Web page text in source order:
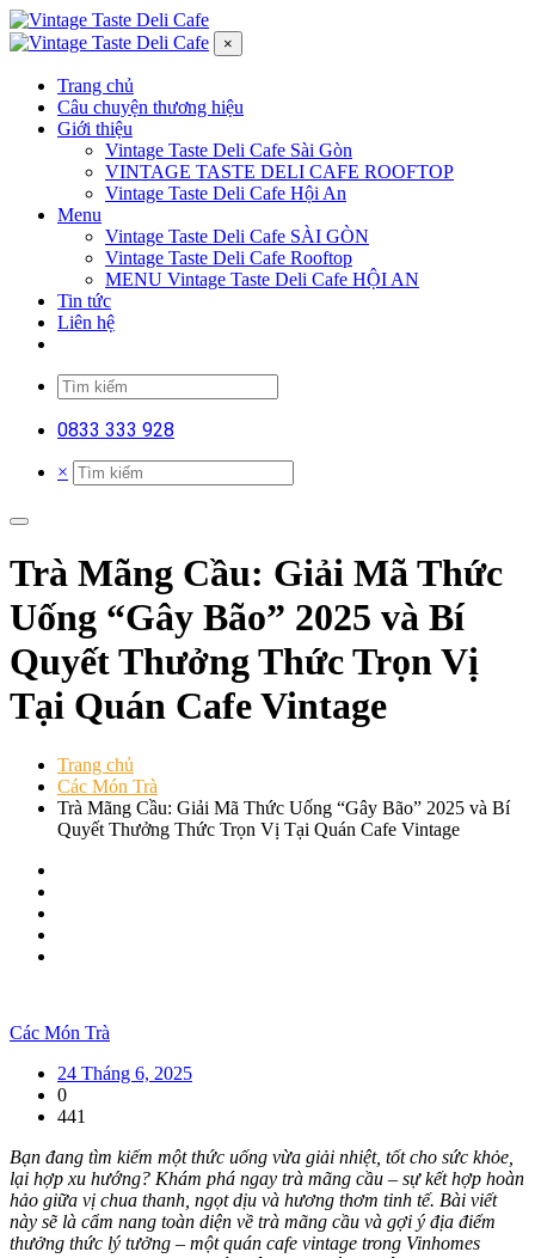
×
Trang chủ
Câu chuyện thương hiệu
Giới thiệu
Vintage Taste Deli Cafe Sài Gòn
VINTAGE TASTE DELI CAFE ROOFTOP
Vintage Taste Deli Cafe Hội An
Menu
Vintage Taste Deli Cafe SÀI GÒN
Vintage Taste Deli Cafe Rooftop
MENU Vintage Taste Deli Cafe HỘI AN
Tin tức
Liên hệ
0833 333 928
×
Trà Mãng Cầu: Giải Mã Thức
Uống “Gây Bão” 2025 và Bí
Quyết Thưởng Thức Trọn Vị
Tại Quán Cafe Vintage
Trang chủ
Các Món Trà
Trà Mãng Cầu: Giải Mã Thức Uống “Gây Bão” 2025 và Bí
Quyết Thưởng Thức Trọn Vị Tại Quán Cafe Vintage
Các Món Trà
24 Tháng 6, 2025
0
441
Bạn đang tìm kiếm một thức uống vừa giải nhiệt, tốt cho sức khỏe,
lại hợp xu hướng? Khám phá ngay trà mãng cầu – sự kết hợp hoàn
hảo giữa vị chua thanh, ngọt dịu và hương thơm tinh tế. Bài viết
này sẽ là cẩm nang toàn diện về trà mãng cầu và gợi ý địa điểm
thưởng thức lý tưởng – một quán cafe vintage trong Vinhomes